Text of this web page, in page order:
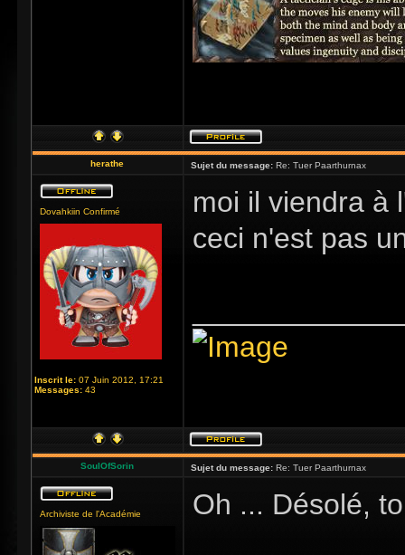
herathe Sujet du message: Re: Tuer Paarthurnax
Dovahkiin Confirmé
Inscrit le: 07 Juin 2012, 17:21
Messages: 43
moi il viendra à
ceci n'est pas
SoulOfSorin Sujet du message: Re: Tuer Paarthurnax
Archiviste de l'Académie Oh ... Désolé,